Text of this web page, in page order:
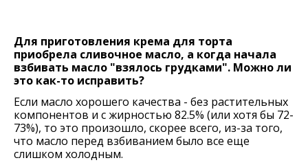
Для приготовления крема для торта
приобрела сливочное масло, а когда начала
взбивать масло "взялось грудками". Можно ли
это как-то исправить?
Если масло хорошего качества - без растительных
компонентов и с жирностью 82.5% (или хотя бы 72-
73%), то это произошло, скорее всего, из-за того,
что масло перед взбиванием было все еще
слишком холодным.